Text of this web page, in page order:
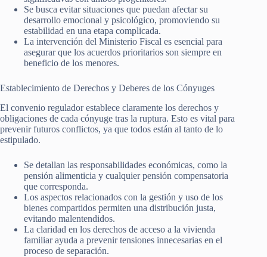
Se busca evitar situaciones que puedan afectar su
desarrollo emocional y psicológico, promoviendo su
estabilidad en una etapa complicada.
La intervención del Ministerio Fiscal es esencial para
asegurar que los acuerdos prioritarios son siempre en
beneficio de los menores.
Establecimiento de Derechos y Deberes de los Cónyuges
El convenio regulador establece claramente los derechos y
obligaciones de cada cónyuge tras la ruptura. Esto es vital para
prevenir futuros conflictos, ya que todos están al tanto de lo
estipulado.
Se detallan las responsabilidades económicas, como la
pensión alimenticia y cualquier pensión compensatoria
que corresponda.
Los aspectos relacionados con la gestión y uso de los
bienes compartidos permiten una distribución justa,
evitando malentendidos.
La claridad en los derechos de acceso a la vivienda
familiar ayuda a prevenir tensiones innecesarias en el
proceso de separación.